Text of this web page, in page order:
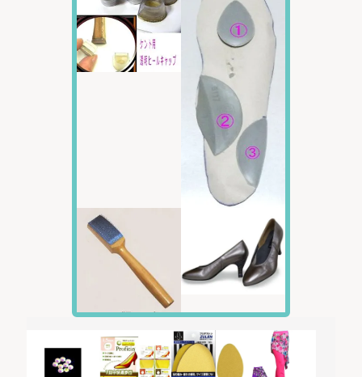
真っ赤なパンプスを履きこなして下さい
Roserisシューズは、沢山のモニターさんに繰り返し履いて頂き
１つ１つのお悩みを解決させていき、改良を重ねて作った快適シ
ューズです。
神奈川県 イチゴ様
「外反母趾なので、痛くない靴が欲しいです」
でも「お洒落でない、だぼっとした靴は嫌です！」
とおっしゃる「イチゴ様」は、とてもお洒落で、RISのお得意様です。
以前に金色のダンスシューズもお求め頂いています。